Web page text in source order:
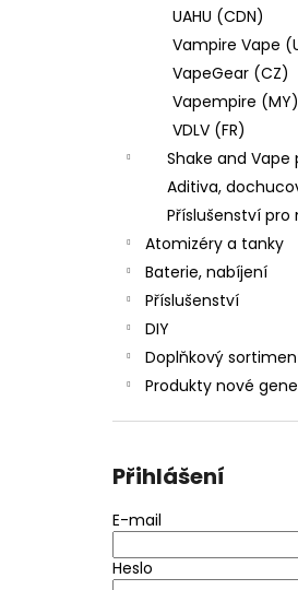
UAHU (CDN)
Vampire Vape
VapeGear (CZ)
Vapempire (MY)
VDLV (FR)
Shake and
Aditiva,
Příslušenství
Atomizéry a tanky
Baterie, nabíjení
Příslušenství
DIY
Doplňkový
Produkty nové
Přihlášení
E-mail
Heslo